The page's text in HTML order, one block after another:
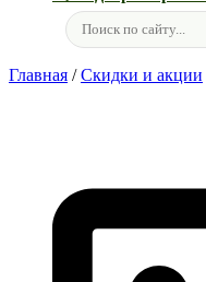
Главная /Скидки и акции